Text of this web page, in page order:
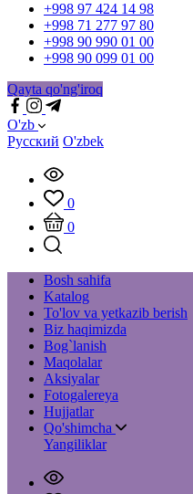
+998 97 424 14 98
+998 71 277 97 80
+998 90 990 01 00
+998 90 099 01 00
Qayta qo'ng'iroq
O'zb
Русский O'zbek
0
0
Bosh sahifa
Katalog
To'lov va yetkazib berish
Biz haqimizda
Bog`lanish
Maqolalar
Aksiyalar
Fotogalereya
Hujjatlar
Qo'shimcha
Yangiliklar